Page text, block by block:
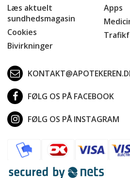
Læs aktuelt
sundhedsmagasin
Cookies
Bivirkninger
Apps
FØLG OS PÅ FACEBOOK
FØLG OS PÅ INSTAGRAM